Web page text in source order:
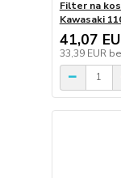
Filter na
Kawasaki
41,07
33,39 EUR